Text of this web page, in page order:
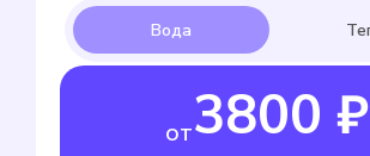
от3800 ₽